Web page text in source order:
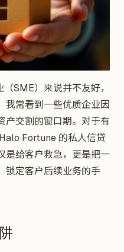
SME）来说并不友好，
我常看到一些优质企业因
产交割的窗口期。对于有
Fortune 的私人信贷
是给客户救急，更是把一
锁定客户后续业务的手